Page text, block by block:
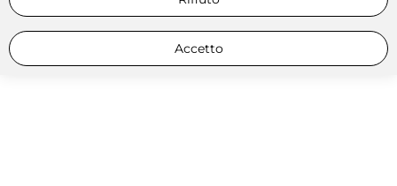
Accetto